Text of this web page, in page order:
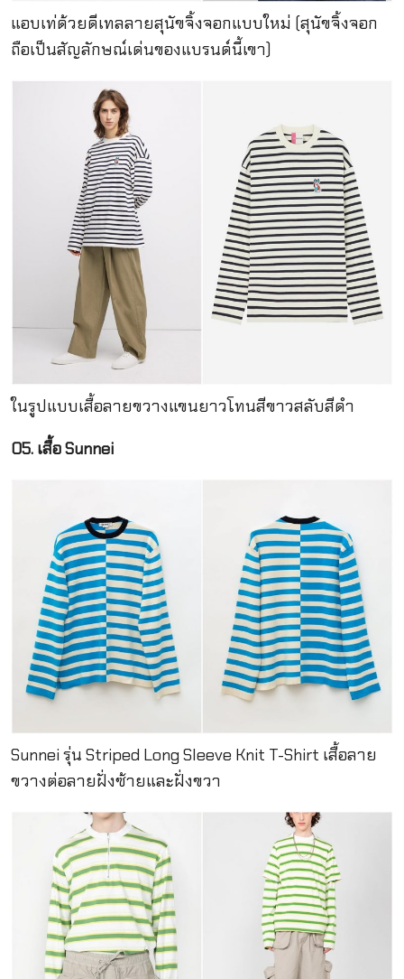
แอบเท่ด้วยดีเทลลายสุนัขจิ้งจอกแบบใหม่ (สุนัขจิ้งจอก
ถือเป็นสัญลักษณ์เด่นของแบรนด์นี้เขา)
ในรูปแบบเสื้อลายขวางแขนยาวโทนสีขาวสลับสีดำ
05. เสื้อ Sunnei
Sunnei รุ่น Striped Long Sleeve Knit T-Shirt เสื้อลาย
ขวางต่อลายฝั่งซ้ายและฝั่งขวา